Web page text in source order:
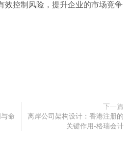
效控制风险，提升企业的市场竞争
命
下一篇
离岸公司架构设计：香港注册的
关键作用-格瑞会计